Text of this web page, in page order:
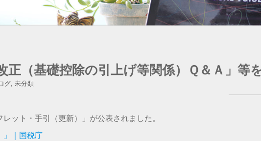
正（基礎控除の引上げ等関係）Ｑ＆Ａ」等
グ, 未分類
ット・手引（更新）」が公表されました。
」｜国税庁